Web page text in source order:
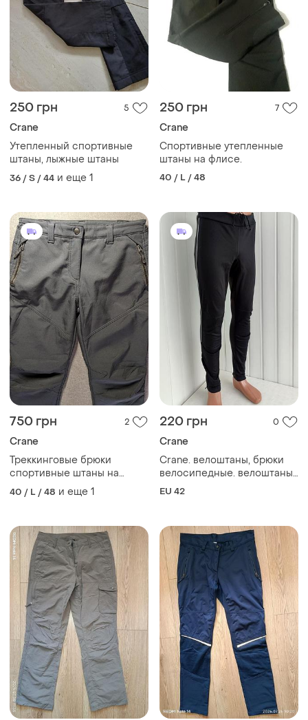
250 грн 5
Crane
Утепленный спортивные
штаны, лыжные штаны
36 / S / 44 и еще 1
250 грн 7
Crane
Спортивные утепленные
штаны на флисе.
40 / L / 48
750 грн 2
Crane
Треккинговые брюки
спортивные штаны на
флисе crane флисовые
штаны
40 / L / 48 и еще 1
220 грн 0
Crane
Crane. велоштаны, брюки
велосипедные. велоштаны
на флисе. размер м.
EU 42